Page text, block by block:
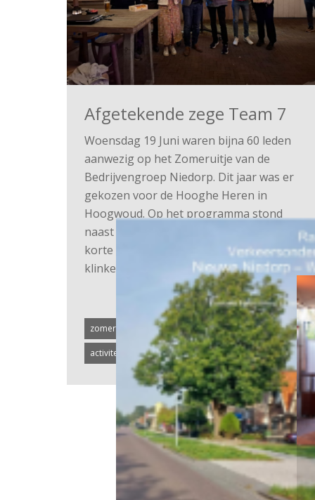
Afgetekende zege Team 7
Woensdag 19 Juni waren bijna 60 leden
aanwezig op het Zomeruitje van de
Bedrijvengroep Niedorp. Dit jaar was er
gekozen voor de Hooghe Heren in
Hoogwoud. Op het programma stond
naast veel gezelligheid een pubquiz. In 3
korte rondes wist team 7 ( Oranje ) een
klinkende overwinning binnen te…
zomeruitje bijeenkomst pubquiz nieuws
activiteiten